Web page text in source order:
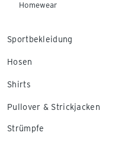
Homewear
Sportbekleidung
Hosen
Shirts
Pullover & Strickjacken
Strümpfe